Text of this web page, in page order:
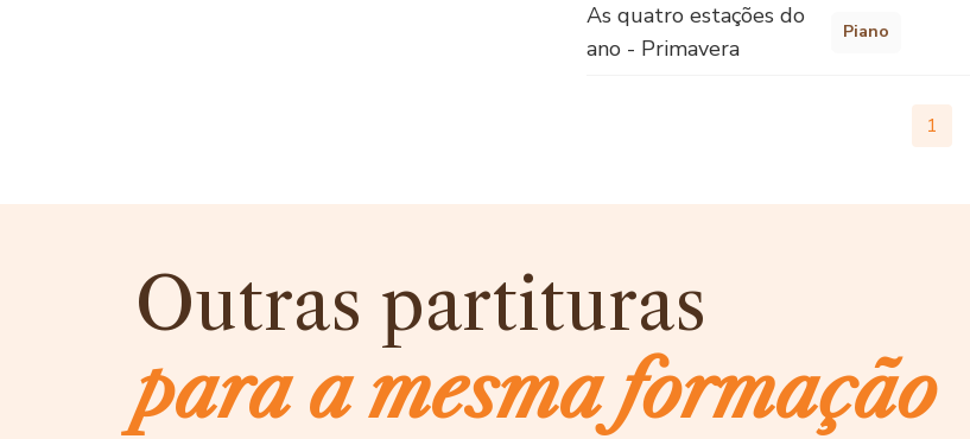
As quatro estações do
ano - Primavera
Piano
1
Outras partituras
para a mesma formação